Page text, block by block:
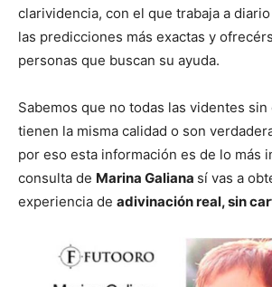
clarividencia, con el que trabaja a
las predicciones más exactas y
personas que buscan su ayuda.
Sabemos que no todas las videntes
tienen la misma calidad o son
por eso esta información es de lo más
consulta de Marina Galiana sí vas a
experiencia de adivinación real, sin